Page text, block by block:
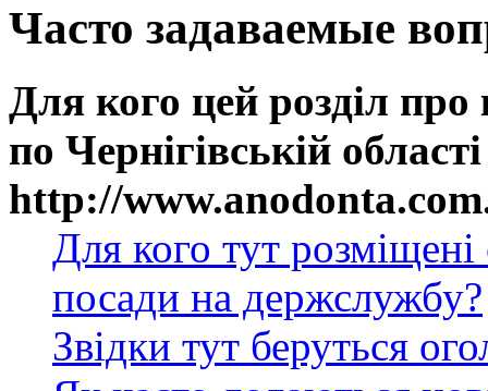
Часто задаваемые
Для кого цей розділ
по Чернігівській
http://
Для кого тут
посади на держслужбу?
Звідки тут беруться